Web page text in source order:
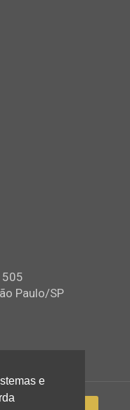
505
Paulo/SP
e